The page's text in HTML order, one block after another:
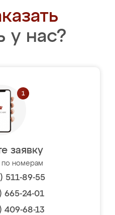
у нас?
заявку
по номерам
511-89-55
665-24-01
409-68-13